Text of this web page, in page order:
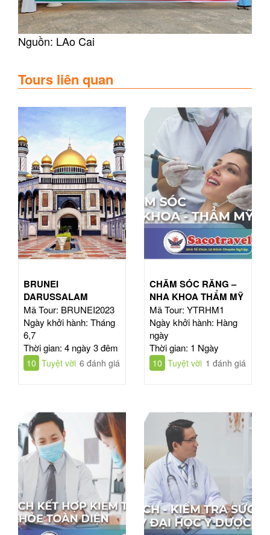
Nguồn: LAo Cai
Tours liên quan
BRUNEI
DARUSSALAM
Mã Tour: BRUNEI2023
Ngày khởi hành: Tháng
6,7
Thời gian: 4 ngày 3 đêm
10 Tuyệt vời 6 đánh giá
CHĂM SÓC RĂNG –
NHA KHOA THẨM MỸ
Mã Tour: YTRHM1
Ngày khởi hành: Hàng
ngày
Thời gian: 1 Ngày
10 Tuyệt vời 1 đánh giá